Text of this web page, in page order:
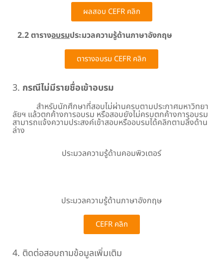
ผลสอบ CEFR คลิก
2.2 ตารางอบรมประมวลความรู้ด้านภาษาอังกฤษ
ตารางอบรม CEFR คลิก
3. กรณีไม่มีรายชื่อเข้าอบรม
สำหรับนักศึกษาที่สอบไม่ผ่านครบตามประกาศมหาวิทยา
ลัยฯ แล้วตกค้างการอบรม หรือสอบยังไม่ครบตกค้างการอบรม
สามารถแจ้งความประสงค์เข้าสอบหรืออบรมได้คลิกตามลิ้งด้าน
ล่าง
ประมวลความรู้ด้านคอมพิวเตอร์
ประมวลความรู้ด้านภาษาอังกฤษ
CEFR คลิก
4. ติดต่อสอบถามข้อมูลเพิ่มเติม